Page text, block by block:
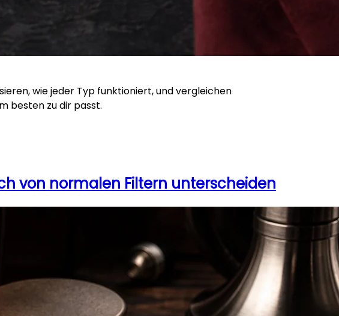
wie jeder Typ funktioniert, und vergleichen
besten zu dir passt.
von normalen Filtern unterscheiden